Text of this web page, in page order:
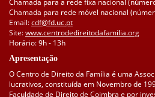
Chamada para rede móvel nacional
Email:cdf@fd.uc.pt
Site:www.centrodedireitodafamilia.org
Horário: 9h - 13h
Apresentação
O Centro de Direito da Família é uma
lucrativos, constituída em Novembro de
Faculdade de Direito de Coimbra e por